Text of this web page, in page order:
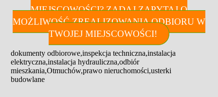
MIEJSCOWOŚCI? ZADAJ ZAPYTAJ O
MOŻLIWOŚĆ ZREALIZOWANIA ODBIORU W
TWOJEJ MIEJSCOWOŚCI!
dokumenty odbiorowe,inspekcja techniczna,instalacja
elektryczna,instalacja hydrauliczna,odbiór
mieszkania,Otmuchów,prawo nieruchomości,usterki
budowlane